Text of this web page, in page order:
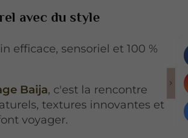
avec du style
efficace, sensoriel et 100 %
Baija, c'est la rencontre
textures innovantes et
voyager.